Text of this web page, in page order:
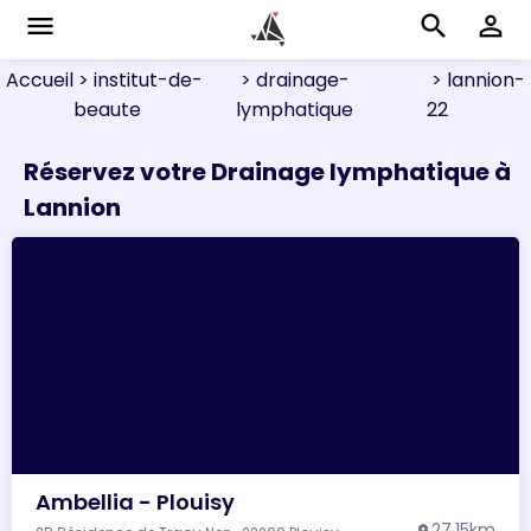
menu search perm_identity
Accueil > institut-de-
beaute
> drainage-
lymphatique
> lannion-
22
Réservez votre Drainage lymphatique à
Lannion
Ambellia - Plouisy